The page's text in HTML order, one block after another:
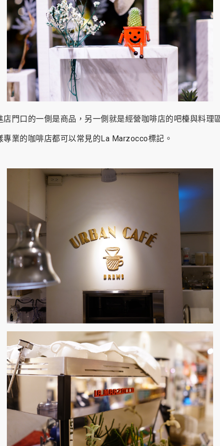
店門口的一側是商品，另一側就是經營咖啡店的吧檯與料理
專業的咖啡店都可以常見的La Marzocco標記。